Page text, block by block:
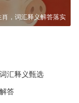
，词汇释义解答落实
汇释义甄选
答